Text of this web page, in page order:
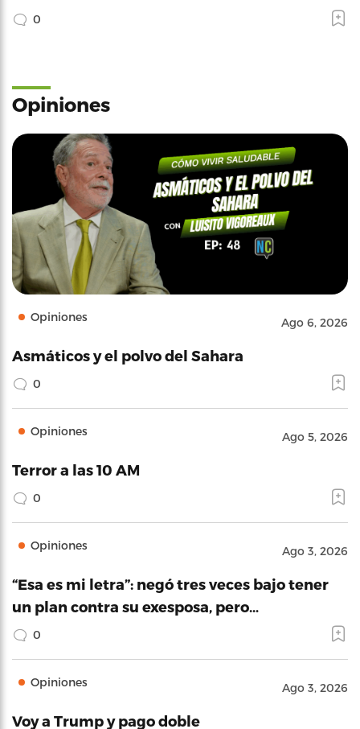
0
Opiniones
Opiniones Ago 6, 2026
Asmáticos y el polvo del Sahara
0
Opiniones Ago 5, 2026
Terror a las 10 AM
0
Opiniones Ago 3, 2026
“Esa es mi letra”: negó tres veces bajo tener
un plan contra su exesposa, pero…
0
Opiniones Ago 3, 2026
Voy a Trump y pago doble